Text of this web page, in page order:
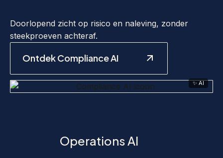
Doorlopend zicht op risico en naleving, zonder
steekproeven achteraf.
Ontdek Compliance AI
✨ AI
Operations AI